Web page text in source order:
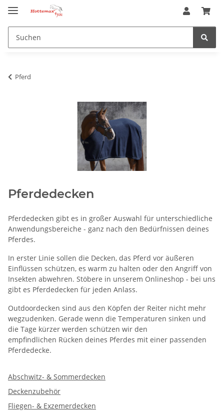
Pferd
Pferdedecken
Pferdedecken gibt es in großer Auswahl für unterschiedliche
Anwendungsbereiche - ganz nach den Bedürfnissen deines
Pferdes.
In erster Linie sollen die Decken, das Pferd vor äußeren
Einflüssen schützen, es warm zu halten oder den Angriff von
Insekten abwehren. Stöbere in unserem Onlineshop - bei uns
gibt es Pferdedecken für jeden Anlass.
Outdoordecken sind aus den Köpfen der Reiter nicht mehr
wegzudenken. Gerade wenn die Temperaturen sinken und
die Tage kürzer werden schützen wir den
empfindlichen Rücken deines Pferdes mit einer passenden
Pferdedecke.
Abschwitz- & Sommerdecken
Deckenzubehör
Fliegen- & Exzemerdecken